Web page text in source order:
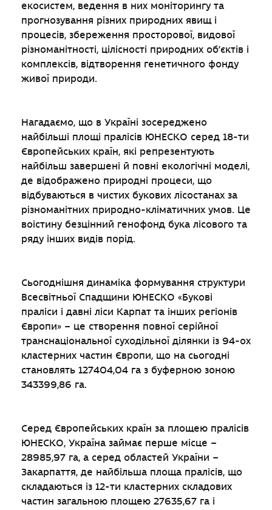
екосистем, ведення в них моніторингу та
прогнозування різних природних явищ і
процесів, збереження просторової, видової
різноманітності, цілісності природних об’єктів і
комплексів, відтворення генетичного фонду
живої природи.
Нагадаємо, що в Україні зосереджено
найбільші площі пралісів ЮНЕСКО серед 18-ти
Європейських країн, які репрезентують
найбільш завершені й повні екологічні моделі,
де відображено природні процеси, що
відбуваються в чистих букових лісостанах за
різноманітних природно-кліматичних умов. Це
воістину безцінний генофонд бука лісового та
ряду інших видів порід.
Сьогоднішня динаміка формування структури
Всесвітньої Спадщини ЮНЕСКО «Букові
праліси і давні ліси Карпат та інших регіонів
Європи» – це створення повної серійної
транснаціональної суходільної ділянки із 94-ох
кластерних частин Європи, що на сьогодні
становлять 127404,04 га з буферною зоною
343399,86 га.
Серед Європейських країн за площею пралісів
ЮНЕСКО, Україна займає перше місце –
28985,97 га, а серед областей України –
Закарпаття, де найбільша площа пралісів, що
складаються із 12-ти кластерних складових
частин загальною площею 27635,67 га і